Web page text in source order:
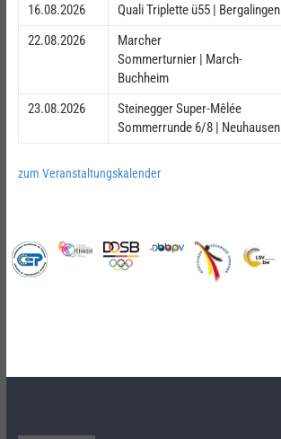
16.08.2026
Quali Triplette ü55 | Bergalingen
22.08.2026
Marcher
Sommerturnier | March-
Buchheim
23.08.2026
Steinegger Super-Mêlée
Sommerrunde 6/8 | Neuhausen
zum Veranstaltungskalender